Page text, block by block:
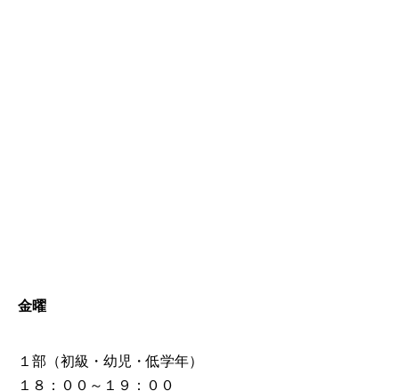
金曜
１部（初級・幼児・低学年）
１８：００～１９：００